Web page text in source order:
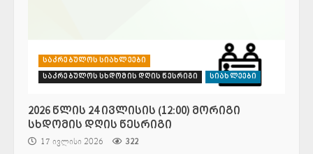
საკრებულოს სიახლეები
საკრებულოს სხდომის დღის წესრიგი სიახლეები
2026 წლის 24 ივლისის (12:00) მორიგი
სხდომის დღის წესრიგი
17 ივლისი 2026 322